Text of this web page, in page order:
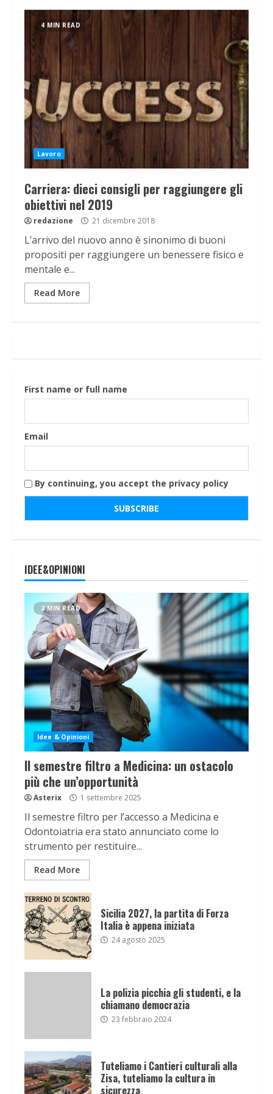
4 MIN READ
Lavoro
Carriera: dieci consigli per raggiungere gli
obiettivi nel 2019
redazione 21 dicembre 2018
L’arrivo del nuovo anno è sinonimo di buoni
propositi per raggiungere un benessere fisico e
mentale e...
Read More
First name or full name
Email
By continuing, you accept the privacy policy
IDEE&OPINIONI
2 MIN READ
Idee & Opinioni
Il semestre filtro a Medicina: un ostacolo
più che un’opportunità
Asterix 1 settembre 2025
Il semestre filtro per l’accesso a Medicina e
Odontoiatria era stato annunciato come lo
strumento per restituire...
Read More
Sicilia 2027, la partita di Forza
Italia è appena iniziata
24 agosto 2025
La polizia picchia gli studenti, e la
chiamano democrazia
23 febbraio 2024
Tuteliamo i Cantieri culturali alla
Zisa, tuteliamo la cultura in
sicurezza